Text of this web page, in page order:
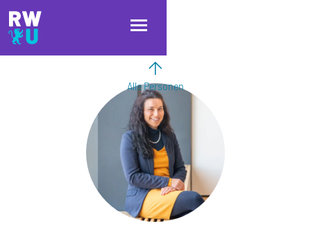
Direkt zum Inhalt
Direkt zur Hauptnavigation
Direkt zum Fußbereich
Alle Personen